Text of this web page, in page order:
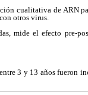
cualitativa de ARN
otros virus.
mide el efecto pre-
3 y 13 años fueron